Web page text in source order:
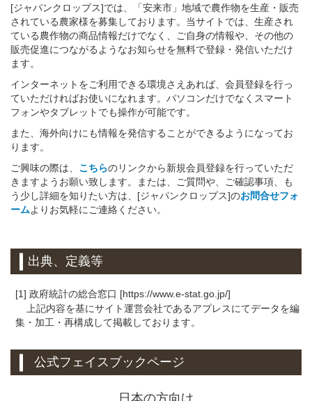
[ジャパンクロップス]では、「安来市」地域で農作物を生産・販売
されている農家様を募集しております。当サイトでは、生産され
ている農作物の商品情報だけでなく、ご自身の情報や、その他の
販売促進につながるようなお知らせを無料で登録・発信いただけ
ます。
インターネットをご利用できる環境さえあれば、会員登録を行っ
ていただければお使いになれます。パソコンだけでなくスマート
フォンやタブレットでも操作が可能です。
また、海外向けにも情報を発信することができるようになってお
ります。
ご興味の際は、 こちらのリンクから新規会員登録を行っていただ
きますようお願い致します。または、ご質問や、ご確認事項、も
う少し詳細を知りたい方は、[ジャパンクロップス]のお問合せフォ
ームよりお気軽にご連絡ください。
出典、定義等
[1] 政府統計の総合窓口 [https://www.e-stat.go.jp/]
上記内容を基にサイト運営会社であるアプレスにてデータを編
集・加工・再構成して掲載しております。
公式フェイスブックページ
日本の方向け